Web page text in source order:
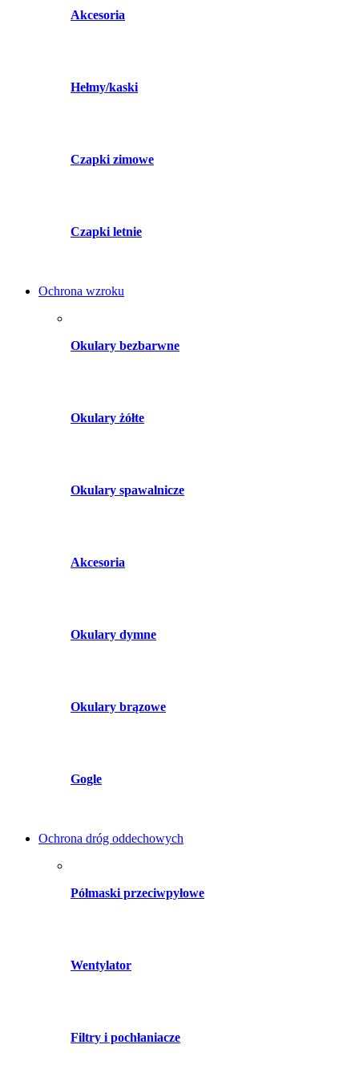
Akcesoria
Hełmy/kaski
Czapki zimowe
Czapki letnie
Ochrona wzroku
Okulary bezbarwne
Okulary żółte
Okulary spawalnicze
Akcesoria
Okulary dymne
Okulary brązowe
Gogle
Ochrona dróg oddechowych
Półmaski przeciwpyłowe
Wentylator
Filtry i pochłaniacze